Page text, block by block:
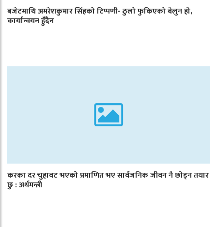
बजेटमाथि अमरेशकुमार सिंहको टिप्पणी- ठुलो फुकिएको बेलुन हो,
कार्यान्वयन हुँदैन
करका दर चुहावट भएको प्रमाणित भए सार्वजनिक जीवन नै छोड्न तयार
छु : अर्थमन्त्री